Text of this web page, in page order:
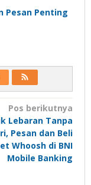
Pesan Penting
Pos berikutnya
Lebaran Tanpa
Pesan dan Beli
Whoosh di BNI
Mobile Banking